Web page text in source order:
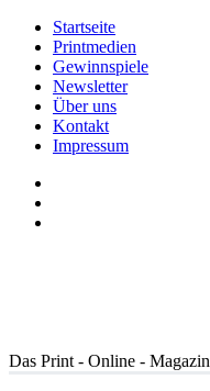
Startseite
Printmedien
Gewinnspiele
Newsletter
Über uns
Kontakt
Impressum
Das Print - Online - Magazin